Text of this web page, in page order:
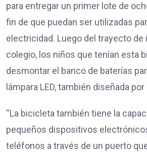
para entregar un primer lote de
fin de que puedan ser utilizadas
electricidad. Luego del trayecto de
colegio, los niños que tenían esta
desmontar el banco de baterías
lámpara LED, también diseñada por
“La bicicleta también tiene la
pequeños dispositivos
teléfonos a través de un puerto